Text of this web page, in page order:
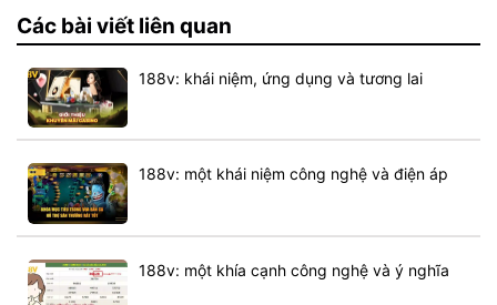
Các bài viết liên quan
188v: khái niệm, ứng dụng và tương lai
188v: một khái niệm công nghệ và điện áp
188v: một khía cạnh công nghệ và ý nghĩa